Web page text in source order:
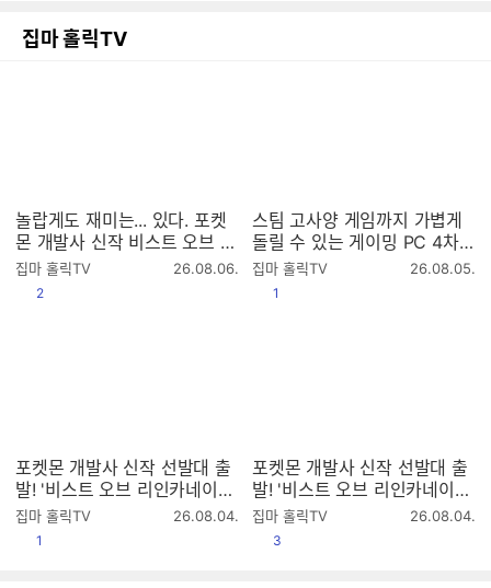
집마 홀릭TV
놀랍게도 재미는... 있다. 포켓
몬 개발사 신작 비스트 오브 리
인카네이션 리뷰
집마 홀릭TV
작
26.08.06.
공감
2
스팀 고사양 게임까지 가볍게
돌릴 수 있는 게이밍 PC 4차
공구 (8월 23일까지)
집마 홀릭TV
작
26.08.05.
1
포켓몬 개발사 신작 선발대 출
발! '비스트 오브 리인카네이션'
첫 방송 2K (라데온 9070XT
4K 풀옵)
집마 홀릭TV
작
26.08.04.
1
포켓몬 개발사 신작 선발대 출
발! '비스트 오브 리인카네이션'
첫 방송 2K (라데온 9070XT)
집마 홀릭TV
작
26.08.04.
공감
3